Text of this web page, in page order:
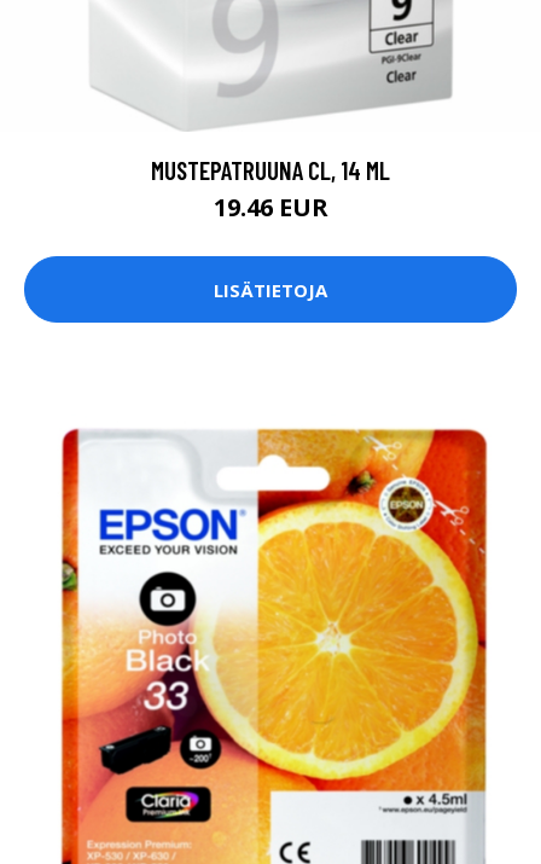
MUSTEPATRUUNA CL, 14 ML
19.46 EUR
LISÄTIETOJA